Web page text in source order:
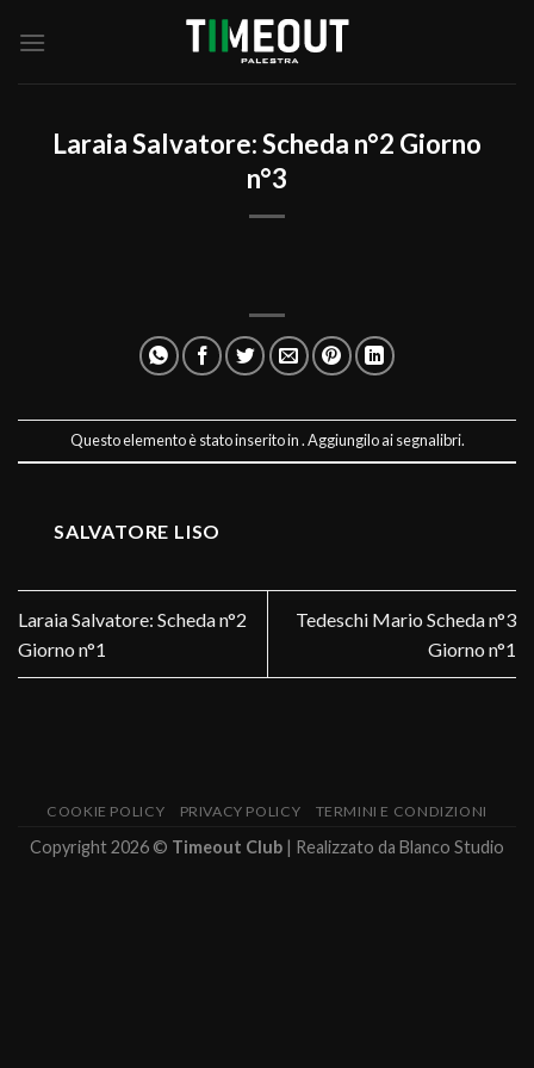
Laraia Salvatore: Scheda n°2 Giorno
n°3
Questo elemento è stato inserito in . Aggiungilo aisegnalibri.
SALVATORE LISO
Laraia Salvatore: Scheda n°2
Giorno n°1
Tedeschi Mario Scheda n°3
Giorno n°1
COOKIE POLICY PRIVACY POLICY TERMINI E CONDIZIONI
Copyright 2026 © Timeout Club | Realizzato da Blanco Studio